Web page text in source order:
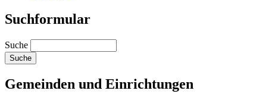
Suchformular
Suche
Gemeinden und Einrichtungen